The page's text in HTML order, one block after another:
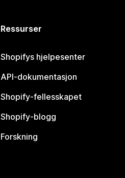
Ressurser
Shopifys hjelpesenter
API-dokumentasjon
Shopify-fellesskapet
Shopify-blogg
Forskning